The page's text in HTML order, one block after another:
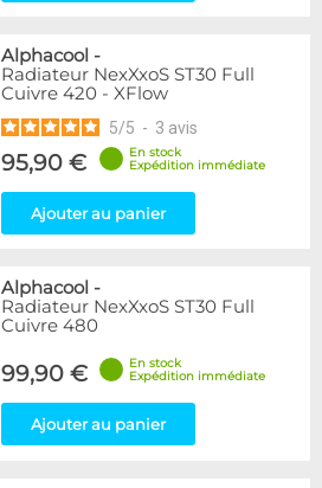
Alphacool -
Radiateur NexXxoS ST30 Full
Cuivre 420 - XFlow
5/5 - 3 avis
95,90 €
En stock
Expédition immédiate
Ajouter au panier
Alphacool -
Radiateur NexXxoS ST30 Full
Cuivre 480
99,90 €
En stock
Expédition immédiate
Ajouter au panier